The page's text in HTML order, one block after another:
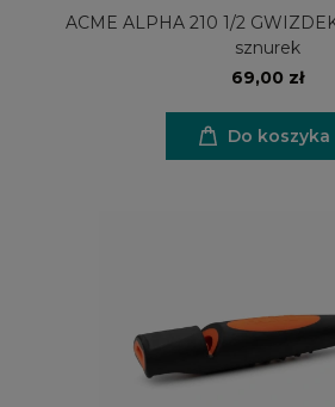
ACME ALPHA 210 1/2
sznurek
69,00 zł
Do koszyka